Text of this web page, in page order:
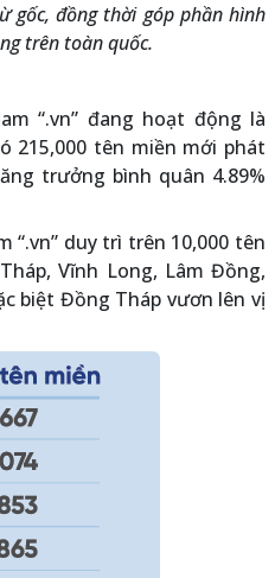
gốc, đồng thời góp phần hình
trên toàn quốc.
“.vn” đang hoạt động là
215,000 tên miền mới phát
trưởng bình quân 4.89%
“.vn” duy trì trên 10,000 tên
Vĩnh Long, Lâm Đồng,
biệt Đồng Tháp vươn lên vị